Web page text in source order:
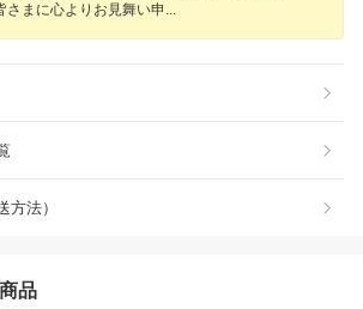
さまに心よりお見舞い申
方法）
品